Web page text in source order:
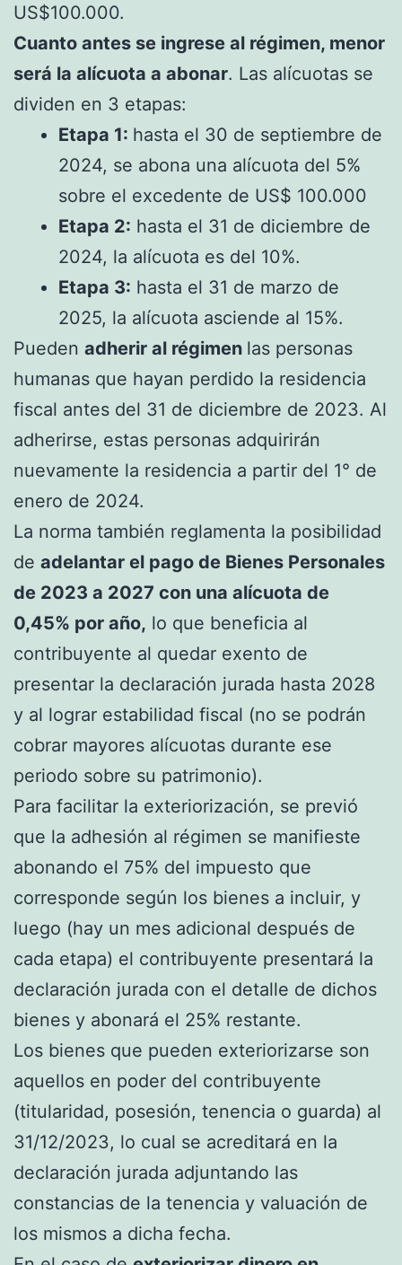
US$100.000.
Cuanto antes se ingrese al régimen, menor
será la alícuota a abonar. Las alícuotas se
dividen en 3 etapas:
Etapa 1: hasta el 30 de septiembre de
2024, se abona una alícuota del 5%
sobre el excedente de US$ 100.000
Etapa 2: hasta el 31 de diciembre de
2024, la alícuota es del 10%.
Etapa 3: hasta el 31 de marzo de
2025, la alícuota asciende al 15%.
Pueden adherir al régimen las personas
humanas que hayan perdido la residencia
fiscal antes del 31 de diciembre de 2023. Al
adherirse, estas personas adquirirán
nuevamente la residencia a partir del 1° de
enero de 2024.
La norma también reglamenta la posibilidad
de adelantar el pago de Bienes Personales
de 2023 a 2027 con una alícuota de
0,45% por año, lo que beneficia al
contribuyente al quedar exento de
presentar la declaración jurada hasta 2028
y al lograr estabilidad fiscal (no se podrán
cobrar mayores alícuotas durante ese
periodo sobre su patrimonio).
Para facilitar la exteriorización, se previó
que la adhesión al régimen se manifieste
abonando el 75% del impuesto que
corresponde según los bienes a incluir, y
luego (hay un mes adicional después de
cada etapa) el contribuyente presentará la
declaración jurada con el detalle de dichos
bienes y abonará el 25% restante.
Los bienes que pueden exteriorizarse son
aquellos en poder del contribuyente
(titularidad, posesión, tenencia o guarda) al
31/12/2023, lo cual se acreditará en la
declaración jurada adjuntando las
constancias de la tenencia y valuación de
los mismos a dicha fecha.